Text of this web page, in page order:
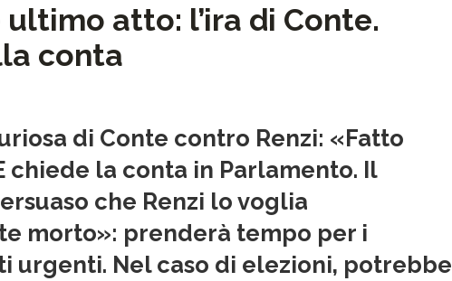
atto: l’ira di Conte.
conta
di Conte contro Renzi: «Fatto
chiede la conta in Parlamento. Il
che Renzi lo voglia
morto»: prenderà tempo per i
urgenti. Nel caso di elezioni, potrebbe